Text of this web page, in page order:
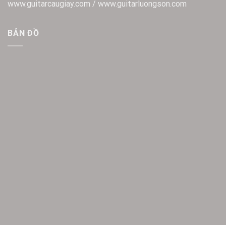
www.guitarcaugiay.com / www.guitarluongson.com
BẢN ĐỒ